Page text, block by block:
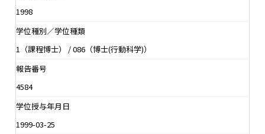
1998
学位種別／学位種類
1（課程博士） / 086（博士(行動科学)）
報告番号
4584
学位授与年月日
1999-03-25